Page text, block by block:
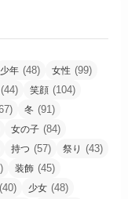
少年 (48) 女性 (99)
(44) 笑顔 (104)
冬 (91)
女の子 (84)
持つ (57) 祭り (43)
装飾 (45)
(40) 少女 (48)